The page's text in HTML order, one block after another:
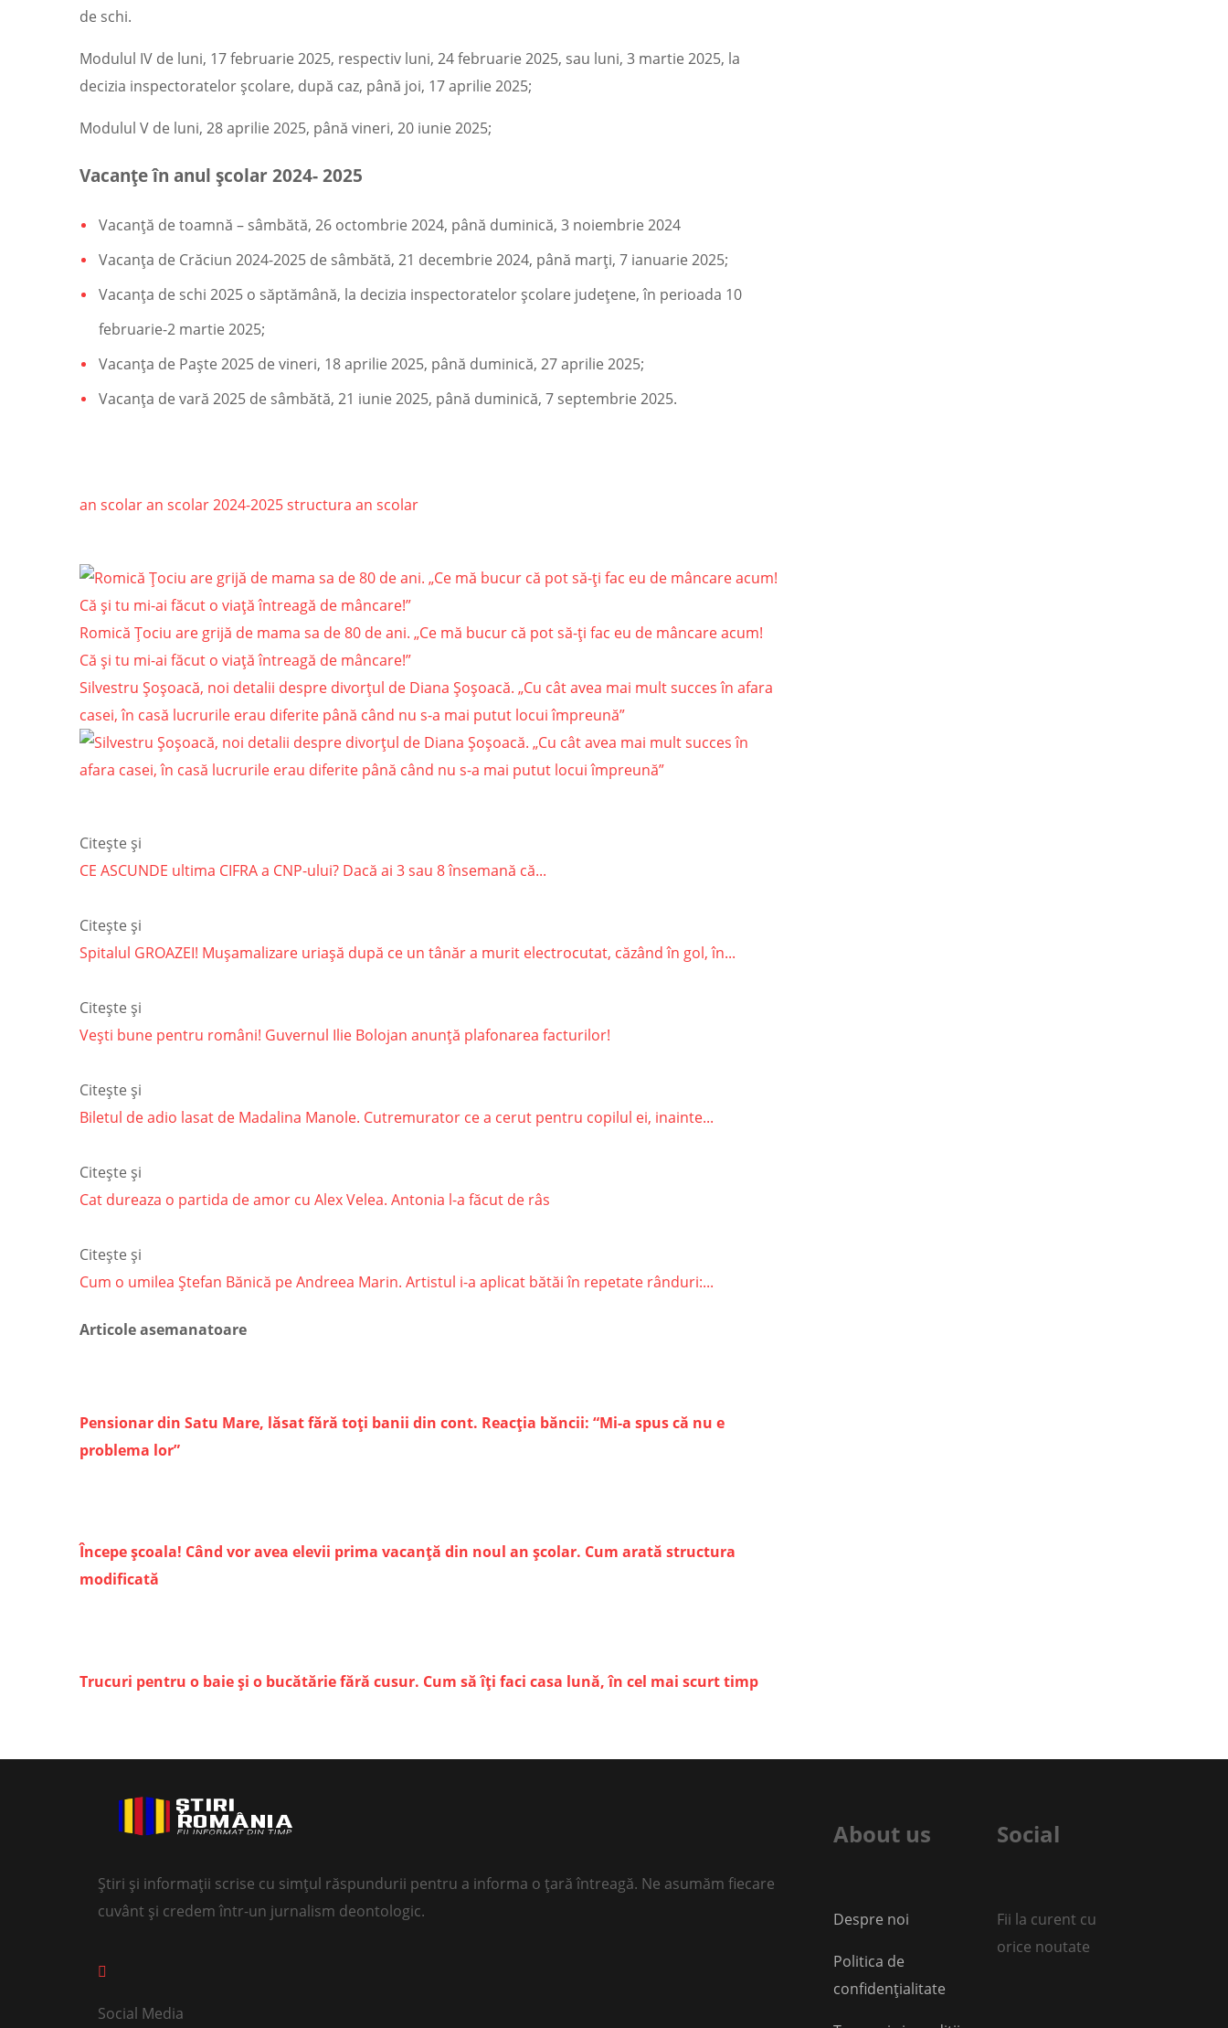
de schi.
Modulul IV de luni, 17 februarie 2025, respectiv luni, 24 februarie 2025, sau luni, 3 martie 2025, la
decizia inspectoratelor școlare, după caz, până joi, 17 aprilie 2025;
Modulul V de luni, 28 aprilie 2025, până vineri, 20 iunie 2025;
Vacanțe în anul școlar 2024- 2025
Vacanță de toamnă – sâmbătă, 26 octombrie 2024, până duminică, 3 noiembrie 2024
Vacanța de Crăciun 2024-2025 de sâmbătă, 21 decembrie 2024, până marți, 7 ianuarie 2025;
Vacanța de schi 2025 o săptămână, la decizia inspectoratelor școlare județene, în perioada 10
februarie-2 martie 2025;
Vacanța de Paște 2025 de vineri, 18 aprilie 2025, până duminică, 27 aprilie 2025;
Vacanța de vară 2025 de sâmbătă, 21 iunie 2025, până duminică, 7 septembrie 2025.
an scolaran scolar 2024-2025structura an scolar
Romică Țociu are grijă de mama sa de 80 de ani. „Ce mă bucur că pot să-ți fac eu de mâncare acum!
Că și tu mi-ai făcut o viață întreagă de mâncare!”
Silvestru Șoșoacă, noi detalii despre divorțul de Diana Șoșoacă. „Cu cât avea mai mult succes în afara
casei, în casă lucrurile erau diferite până când nu s-a mai putut locui împreună”
Citește și
CE ASCUNDE ultima CIFRA a CNP-ului? Dacă ai 3 sau 8 însemană că...
Citește și
Spitalul GROAZEI! Mușamalizare uriașă după ce un tânăr a murit electrocutat, căzând în gol, în...
Citește și
Vești bune pentru români! Guvernul Ilie Bolojan anunță plafonarea facturilor!
Citește și
Biletul de adio lasat de Madalina Manole. Cutremurator ce a cerut pentru copilul ei, inainte...
Citește și
Cat dureaza o partida de amor cu Alex Velea. Antonia l-a făcut de râs
Citește și
Cum o umilea Ștefan Bănică pe Andreea Marin. Artistul i-a aplicat bătăi în repetate rânduri:...
Articole asemanatoare
Pensionar din Satu Mare, lăsat fără toți banii din cont. Reacția băncii: “Mi-a spus că nu e
problema lor”
Începe școala! Când vor avea elevii prima vacanță din noul an școlar. Cum arată structura
modificată
Trucuri pentru o baie și o bucătărie fără cusur. Cum să îți faci casa lună, în cel mai scurt timp
Știri și informații scrise cu simțul răspundurii pentru a informa o țară întreagă. Ne asumăm fiecare
cuvânt și credem într-un jurnalism deontologic.
Social Media
About us
Despre noi
Politica de
confidențialitate
Social
Fii la curent cu
orice noutate